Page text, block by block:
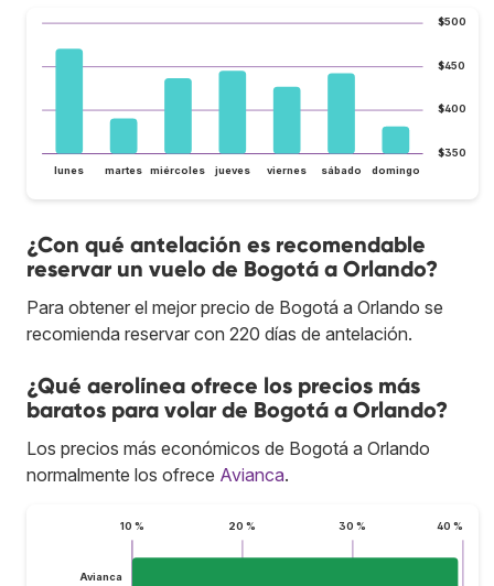
$350
$400
$450
$500
lunes martes miércoles jueves viernes sábado domingo
¿Con qué antelación es recomendable
reservar un vuelo de Bogotá a Orlando?
Para obtener el mejor precio de Bogotá a Orlando se
recomienda reservar con 220 días de antelación.
¿Qué aerolínea ofrece los precios más
baratos para volar de Bogotá a Orlando?
Los precios más económicos de Bogotá a Orlando
normalmente los ofrece Avianca.
10 % 20 % 30 % 40 %
Avianca